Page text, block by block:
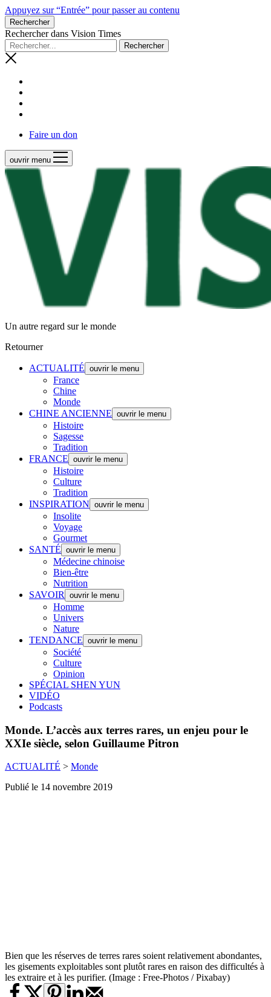
Appuyez sur “Entrée” pour passer au contenu
Rechercher
Rechercher dans Vision Times
Faire un don
ouvrir menu
Un autre regard sur le monde
Retourner
ACTUALITÉ ouvrir le menu
France
Chine
Monde
CHINE ANCIENNE ouvrir le menu
Histoire
Sagesse
Tradition
FRANCE ouvrir le menu
Histoire
Culture
Tradition
INSPIRATION ouvrir le menu
Insolite
Voyage
Gourmet
SANTÉ ouvrir le menu
Médecine chinoise
Bien-être
Nutrition
SAVOIR
ouvrir le menu
Homme
Univers
Nature
TENDANCE ouvrir le menu
Société
Culture
Opinion
SPÉCIAL SHEN YUN
VIDÉO
Podcasts
Monde. L’accès aux terres rares, un enjeu pour le
XXIe siècle, selon Guillaume Pitron
ACTUALITÉ > Monde
Publié le 14 novembre 2019
Bien que les réserves de terres rares soient relativement abondantes,
les gisements exploitables sont plutôt rares en raison des difficultés à
les extraire et à les purifier. (Image : Free-Photos / Pixabay)